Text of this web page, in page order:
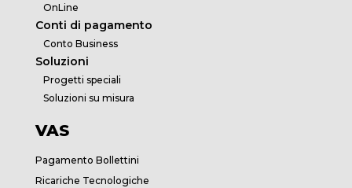
OnLine
Conti di pagamento
Conto Business
Soluzioni
Progetti speciali
Soluzioni su misura
VAS
Pagamento Bollettini
Ricariche Tecnologiche